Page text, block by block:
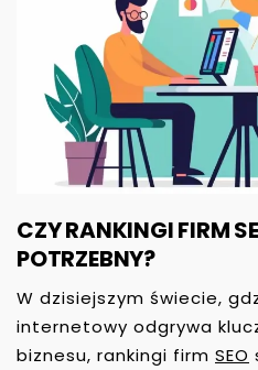
CZY RANKINGI FIRM
POTRZEBNY?
W dzisiejszym świecie,
internetowy odgrywa
biznesu, rankingi firm SEO